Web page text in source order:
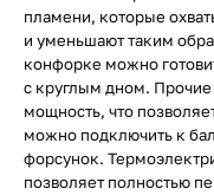
пламени, которые
и уменьшают таким
конфорке можно
с круглым дном.
мощность, что
можно подключить к
форсунок.
позволяет полностью